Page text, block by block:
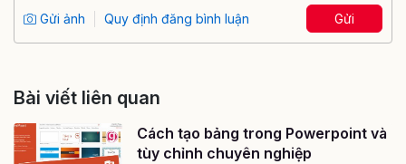
Gửi ảnh Quy định đăng bình luận Gửi
Bài viết liên quan
Cách tạo bảng trong Powerpoint và
tùy chỉnh chuyên nghiệp